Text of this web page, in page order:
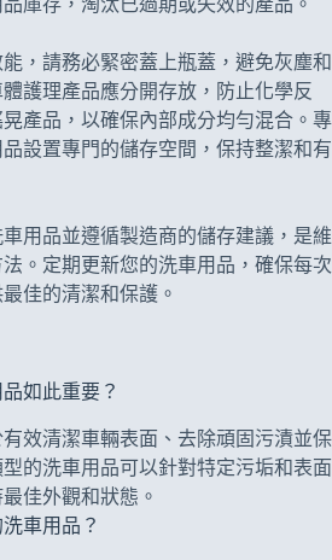
庫存，淘汰已過期或失效的產品。
，請務必緊密蓋上瓶蓋，避免灰塵和
護理產品應分開存放，防止化學反
產品，以確保內部成分均勻混合。專
設置專門的儲存空間，保持整潔和有
用品並遵循製造商的儲存建議，是維
。定期更新您的洗車用品，確保每次
佳的清潔和保護。
如此重要？
效清潔車輛表面、去除頑固污漬並保
的洗車用品可以針對特定污垢和表面
佳外觀和狀態。
車用品？